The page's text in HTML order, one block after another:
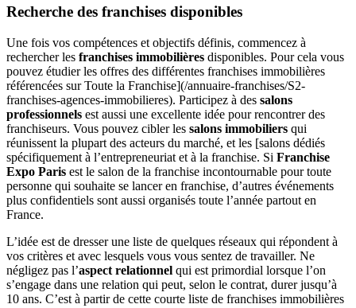
Recherche des franchises disponibles
Une fois vos compétences et objectifs définis, commencez à
rechercher les franchises immobilières disponibles. Pour cela vous
pouvez étudier les offres des différentes franchises immobilières
référencées sur Toute la Franchise](/annuaire-franchises/S2-
franchises-agences-immobilieres). Participez à des salons
professionnels est aussi une excellente idée pour rencontrer des
franchiseurs. Vous pouvez cibler les salons immobiliers qui
réunissent la plupart des acteurs du marché, et les [salons dédiés
spécifiquement à l’entrepreneuriat et à la franchise. Si Franchise
Expo Paris est le salon de la franchise incontournable pour toute
personne qui souhaite se lancer en franchise, d’autres événements
plus confidentiels sont aussi organisés toute l’année partout en
France.
L’idée est de dresser une liste de quelques réseaux qui répondent à
vos critères et avec lesquels vous vous sentez de travailler. Ne
négligez pas l’aspect relationnel qui est primordial lorsque l’on
s’engage dans une relation qui peut, selon le contrat, durer jusqu’à
10 ans. C’est à partir de cette courte liste de franchises immobilières